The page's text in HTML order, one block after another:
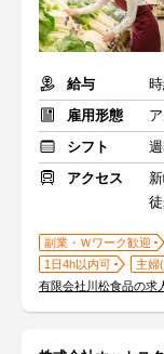
給与
雇用形態
シフト
アクセス
副業・Ｗワーク歓迎
1日4h以内可
主婦
有限会社川松食品の求